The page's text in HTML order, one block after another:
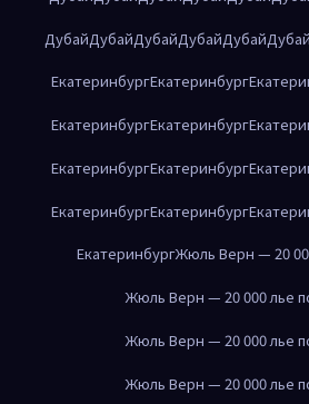
ДубайДубайДубайДубайДубайДубай
ЕкатеринбургЕкатеринбург
ЕкатеринбургЕкатеринбург
ЕкатеринбургЕкатеринбург
ЕкатеринбургЕкатеринбург
ЕкатеринбургЖюль Верн — 20
Жюль Верн — 20 000 лье
Жюль Верн — 20 000 лье
Жюль Верн — 20 000 лье